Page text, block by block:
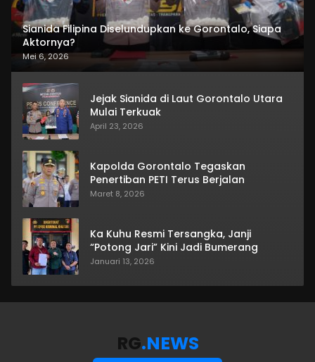
Sianida Filipina Diselundupkan ke Gorontalo, Siapa
Aktornya?
Mei 6, 2026
Jejak Sianida di Laut Gorontalo Utara
Mulai Terkuak
April 23, 2026
Kapolda Gorontalo Tegaskan
Penertiban PETI Terus Berjalan
Maret 8, 2026
Ka Kuhu Resmi Tersangka, Janji
“Potong Jari” Kini Jadi Bumerang
Januari 13, 2026
RG.NEWS